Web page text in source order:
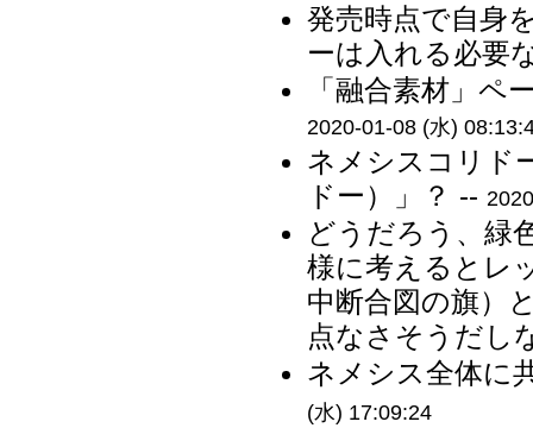
発売時点で自身
ーは入れる必要
「融合素材」ペ
2020-01-08 (水)
ネメシスコリド
ドー）」？ --
どうだろう、緑
様に考えるとレ
中断合図の旗）
点なさそうだし
ネメシス全体に
(水) 17:09:24